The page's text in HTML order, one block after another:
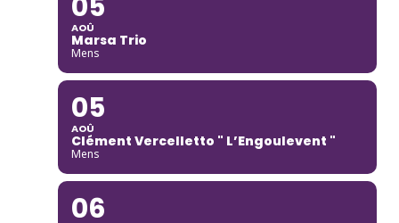
AOÛ
Marsa Trio
Mens
05
AOÛ
Clément Vercelletto " L’Engoulevent "
Mens
06